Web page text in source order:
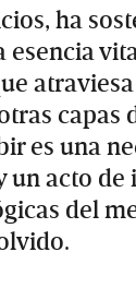
ha
esencia
capas
es una
acto de
del